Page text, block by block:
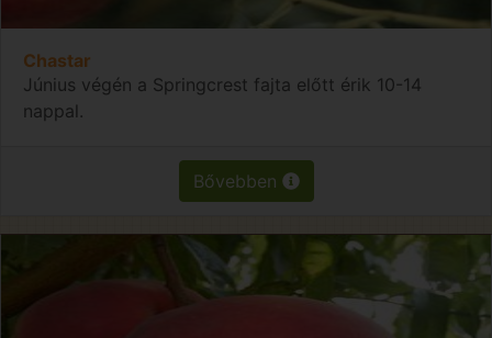
Chastar
Június végén a Springcrest fajta előtt érik 10-14
nappal.
Bővebben